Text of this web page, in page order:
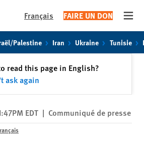
Français FAIRE UN DON
Palestine Iran Ukraine Tunisie
read this page in English?
ask again
EDT | Communiqué de presse